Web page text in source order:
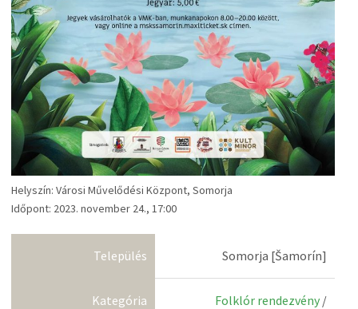
Helyszín: Városi Művelődési Központ, Somorja
Időpont: 2023. november 24., 17:00
Település Somorja [Šamorín]
Kategória Folklór rendezvény /